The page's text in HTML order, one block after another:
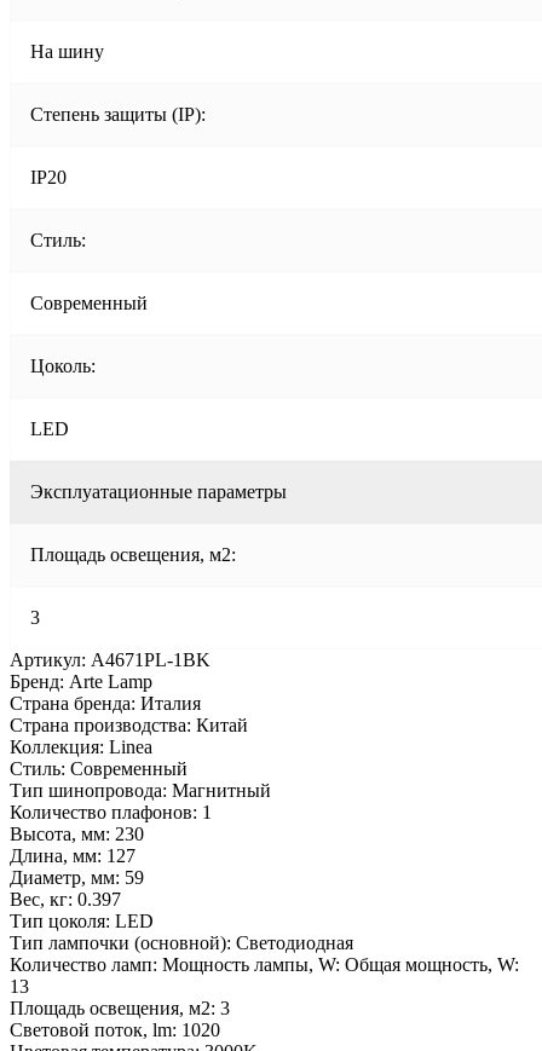
На шину
Степень защиты (IP):
IP20
Стиль:
Современный
Цоколь:
LED
Эксплуатационные параметры
Площадь освещения, м2:
3
Артикул: A4671PL-1BK
Бренд: Arte Lamp
Страна бренда: Италия
Страна производства: Китай
Коллекция: Linea
Стиль: Современный
Тип шинопровода: Магнитный
Количество плафонов: 1
Высота, мм: 230
Длина, мм: 127
Диаметр, мм: 59
Вес, кг: 0.397
Тип цоколя: LED
Тип лампочки (основной): Светодиодная
Количество ламп: Мощность лампы, W: Общая мощность, W:
13
Площадь освещения, м2: 3
Световой поток, lm: 1020